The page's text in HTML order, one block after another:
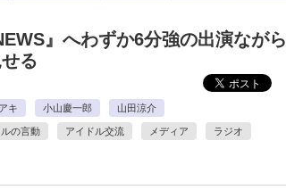
』へわずか6分強の出演ながら
る
キ 小山慶一郎 山田涼介
の言動 アイドル交流 メディア ラジオ